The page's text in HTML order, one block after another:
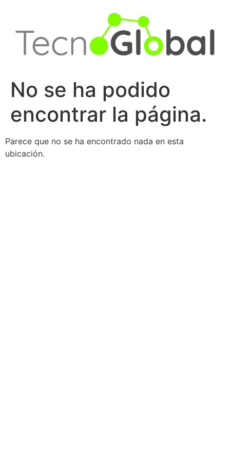
contenido
No se ha podido
encontrar la página.
Parece que no se ha encontrado nada en esta
ubicación.